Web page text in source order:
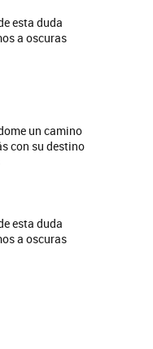
esta duda
a oscuras
un camino
con su destino
esta duda
a oscuras